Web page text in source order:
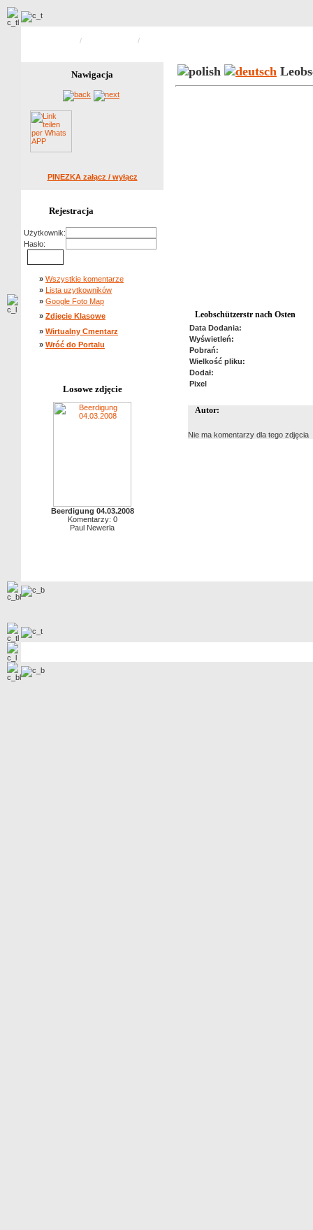
/ /
Nawigacja
PINEZKA załącz / wyłącz
Rejestracja
Użytkownik:
Hasło:
» Wszystkie komentarze
» Lista uzytkowników
» Google Foto Map
» Zdjęcie Klasowe
» Wirtualny Cmentarz
» Wróć do Portalu
Losowe zdjęcie
Beerdigung 04.03.2008
Komentarzy: 0
Paul Newerla
Leobschützerstr nach Osten
Data Dodania:
Wyświetleń:
Pobrań:
Wielkość pliku:
Dodał:
Pixel
Autor:
Nie ma komentarzy dla tego zdjęcia